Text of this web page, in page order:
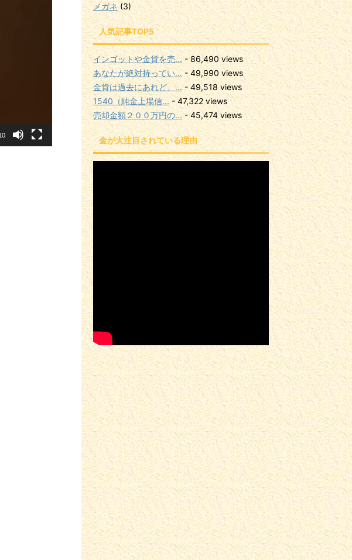
メガネ (3)
人気記事TOP5
インゴットや金貨を売... - 86,490 views
あなたが絶対持ってい... - 49,990 views
金貨は過去にあれど、... - 49,518 views
1540（純金上場信... - 47,322 views
売却金額２００万円の... - 45,474 views
金が大注目されている理由